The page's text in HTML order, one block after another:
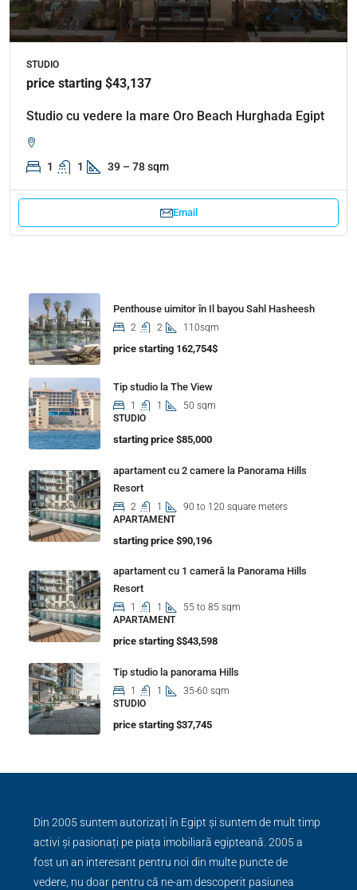
STUDIO
price starting $43,137
Studio cu vedere la mare Oro Beach Hurghada Egipt
1 1 39 – 78 sqm
Email
Penthouse uimitor în Il bayou Sahl Hasheesh
2 2 110sqm
price starting 162,754$
Tip studio la The View
1 1
50 sqm
STUDIO
starting price $85,000
apartament cu 2 camere la Panorama Hills
Resort
2 1
90 to 120 square meters
APARTAMENT
starting price $90,196
apartament cu 1 cameră la Panorama Hills
Resort
1 1
55 to 85 sqm
APARTAMENT
price starting $$43,598
Tip studio la panorama Hills
1 1
35-60 sqm
STUDIO
price starting $37,745
Din 2005 suntem autorizați în Egipt și suntem de mult timp
activi și pasionați pe piața imobiliară egipteană. 2005 a
fost un an interesant pentru noi din multe puncte de
vedere, nu doar pentru că ne-am descoperit pasiunea